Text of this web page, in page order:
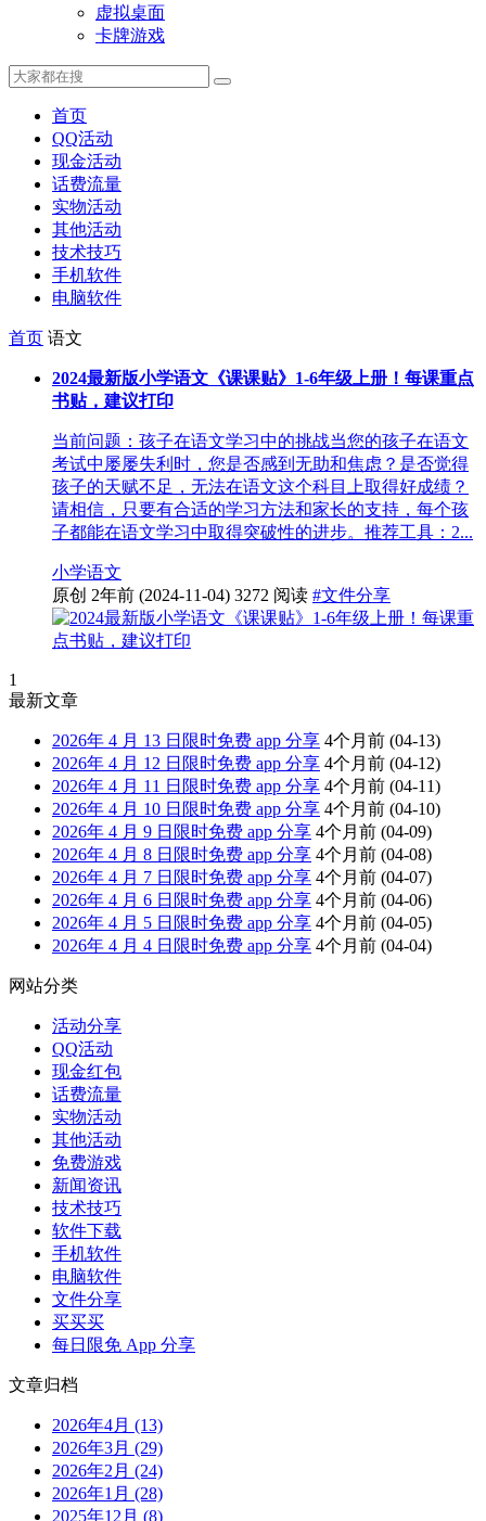
虚拟桌面
卡牌游戏
首页
QQ活动
现金活动
话费流量
实物活动
其他活动
技术技巧
手机软件
电脑软件
首页 语文
2024最新版小学语文《课课贴》1-6年级上册！每课重点
书贴，建议打印
当前问题：孩子在语文学习中的挑战当您的孩子在语文
考试中屡屡失利时，您是否感到无助和焦虑？是否觉得
孩子的天赋不足，无法在语文这个科目上取得好成绩？
请相信，只要有合适的学习方法和家长的支持，每个孩
子都能在语文学习中取得突破性的进步。推荐工具：2...
小学语文
原创 2年前 (2024-11-04) 3272 阅读 #文件分享
1
最新文章
2026年 4 月 13 日限时免费 app 分享 4个月前 (04-13)
2026年 4 月 12 日限时免费 app 分享 4个月前 (04-12)
2026年 4 月 11 日限时免费 app 分享 4个月前 (04-11)
2026年 4 月 10 日限时免费 app 分享 4个月前 (04-10)
2026年 4 月 9 日限时免费 app 分享 4个月前 (04-09)
2026年 4 月 8 日限时免费 app 分享 4个月前 (04-08)
2026年 4 月 7 日限时免费 app 分享 4个月前 (04-07)
2026年 4 月 6 日限时免费 app 分享 4个月前 (04-06)
2026年 4 月 5 日限时免费 app 分享 4个月前 (04-05)
2026年 4 月 4 日限时免费 app 分享 4个月前 (04-04)
网站分类
活动分享
QQ活动
现金红包
话费流量
实物活动
其他活动
免费游戏
新闻资讯
技术技巧
软件下载
手机软件
电脑软件
文件分享
买买买
每日限免 App 分享
文章归档
2026年4月 (13)
2026年3月 (29)
2026年2月 (24)
2026年1月 (28)
2025年12月 (8)